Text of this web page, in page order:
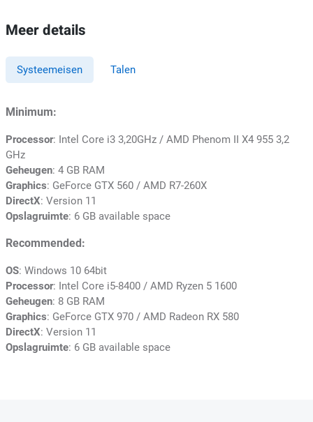
Meer details
Systeemeisen Talen
Minimum:
Processor: Intel Core i3 3,20GHz / AMD Phenom II X4 955 3,2
GHz
Geheugen: 4 GB RAM
Graphics: GeForce GTX 560 / AMD R7-260X
DirectX: Version 11
Opslagruimte: 6 GB available space
Recommended:
OS: Windows 10 64bit
Processor: Intel Core i5-8400 / AMD Ryzen 5 1600
Geheugen: 8 GB RAM
Graphics: GeForce GTX 970 / AMD Radeon RX 580
DirectX: Version 11
Opslagruimte: 6 GB available space